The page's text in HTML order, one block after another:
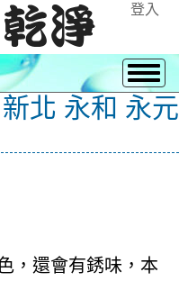
登入
北 永和 永元
，還會有銹味，本